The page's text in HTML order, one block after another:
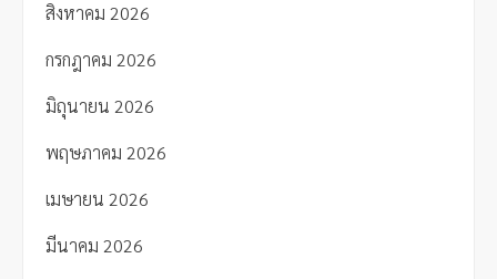
สิงหาคม 2026
กรกฎาคม 2026
มิถุนายน 2026
พฤษภาคม 2026
เมษายน 2026
มีนาคม 2026